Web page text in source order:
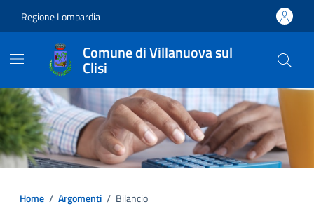
Regione Lombardia
Comune di Villanuova sul
Clisi
Home / Argomenti / Bilancio